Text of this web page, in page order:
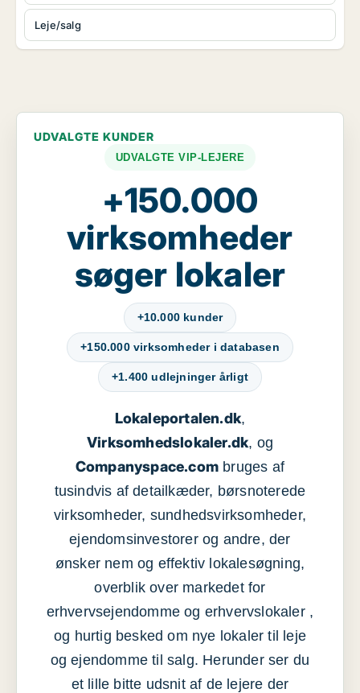
Leje/salg
UDVALGTE KUNDER
UDVALGTE VIP-LEJERE
+150.000
virksomheder
søger lokaler
+10.000 kunder
+150.000 virksomheder i databasen
+1.400 udlejninger årligt
Lokaleportalen.dk,
Virksomhedslokaler.dk, og
Companyspace.com bruges af
tusindvis af detailkæder, børsnoterede
virksomheder, sundhedsvirksomheder,
ejendomsinvestorer og andre, der
ønsker nem og effektiv lokalesøgning,
overblik over markedet for
erhvervsejendomme og erhvervslokaler ,
og hurtig besked om nye lokaler til leje
og ejendomme til salg. Herunder ser du
et lille bitte udsnit af de lejere der